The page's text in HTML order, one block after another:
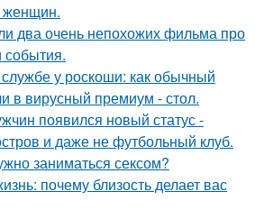
женщин.
два очень непохожих фильма про
у роскоши: как обычный
в вирусный премиум - стол.
появился новый статус -
и даже не футбольный клуб.
заниматься сексом?
почему близость делает вас